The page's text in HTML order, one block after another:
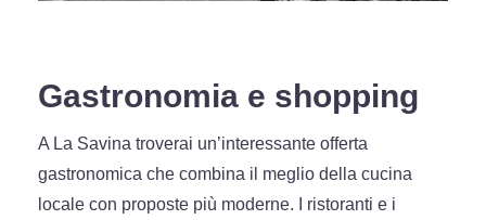
Gastronomia e shopping
A La Savina troverai un’interessante offerta
gastronomica che combina il meglio della cucina
locale con proposte più moderne. I ristoranti e i